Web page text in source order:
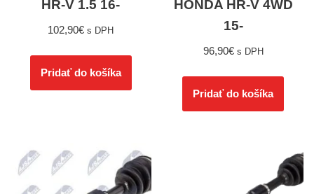
HR-V 1.5 16-
102,90€ s DPH
Pridať do košíka
HONDA HR-V 4WD
15-
96,90€ s DPH
Pridať do košíka